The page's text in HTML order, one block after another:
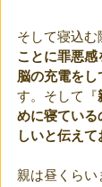
そして寝込む
ことに罪悪
脳の充電をし
す。そして『
めに寝ている
しいと伝えて
親は昼くら